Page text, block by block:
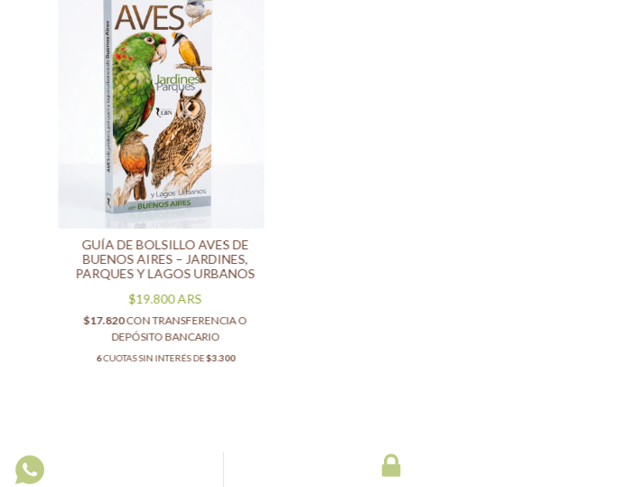
GUÍA DE BOLSILLO AVES DE
BUENOS AIRES – JARDINES,
PARQUES Y LAGOS URBANOS
$19.800ARS
$17.820CONTRANSFERENCIA O
DEPÓSITO BANCARIO
6CUOTAS SIN INTERÉS DE$3.300